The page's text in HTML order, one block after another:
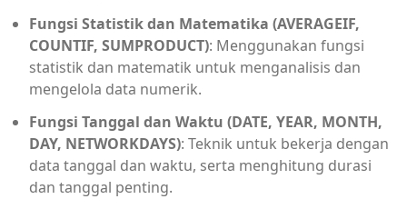
Fungsi Statistik dan Matematika (AVERAGEIF,
COUNTIF, SUMPRODUCT): Menggunakan fungsi
statistik dan matematik untuk menganalisis dan
mengelola data numerik.
Fungsi Tanggal dan Waktu (DATE, YEAR, MONTH,
DAY, NETWORKDAYS): Teknik untuk bekerja dengan
data tanggal dan waktu, serta menghitung durasi
dan tanggal penting.